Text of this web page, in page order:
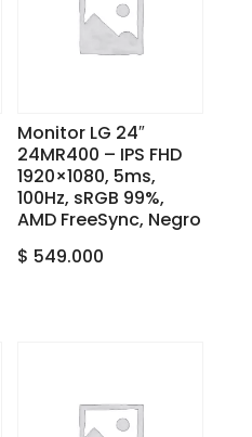
Monitor LG 24″
24MR400 – IPS FHD
1920×1080, 5ms,
100Hz, sRGB 99%,
AMD FreeSync, Negro
$ 549.000